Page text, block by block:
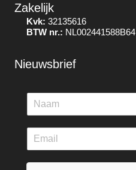
Zakelijk
Kvk: 32135616
BTW nr.: NL002441588B64
Nieuwsbrief